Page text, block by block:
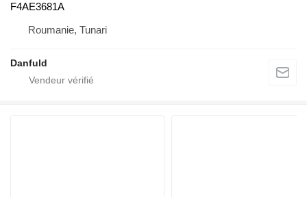
F4AE3681A
Roumanie, Tunari
Danfuld